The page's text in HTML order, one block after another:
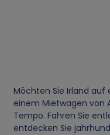
Möchten Sie Irland auf
einem Mietwagen von
Tempo. Fahren Sie
entdecken Sie